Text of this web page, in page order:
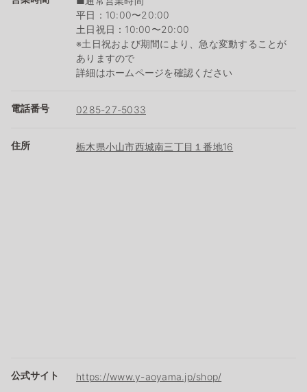
平日：10:00〜20:00
土日祝日：10:00〜20:00
※土日祝および期間により、急な変動することが
ありますので
詳細はホームページを確認ください
電話番号 0285-27-5033
住所 栃木県小山市西城南三丁目１番地16
公式サイト https://www.y-aoyama.jp/shop/